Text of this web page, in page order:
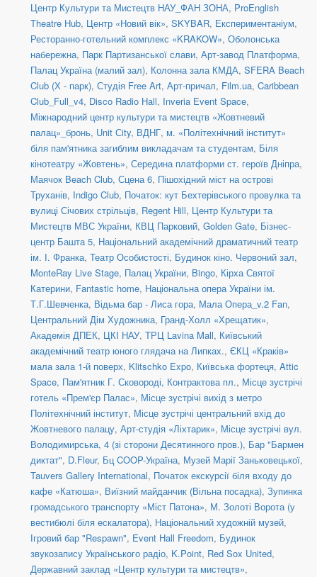
Центр Культури та Мистецтв НАУ_ФАН ЗОНА, ProEnglish
Theatre Hub, Центр «Новий вік», SKYBAR, Експериментаніум,
Ресторанно-готельний комплекс «KRAKOW», Оболонська
набережна, Парк Партизанської слави, Арт-завод Платформа,
Палац Україна (малий зал), Колонна зала КМДА, SFERA Beach
Club (Х - парк), Студія Free Art, Арт-причал, Film.ua, Caribbean
Club_Full_v4, Disco Radio Hall, Inveria Event Space,
Міжнародний центр культури та мистецтв «Жовтневий
палац»_бронь, Unit Сity, ВДНГ, м. «Політехнічний інститут»
біля пам'ятника загиблим викладачам та студентам, Біля
кінотеатру «Жовтень», Середина платформи ст. героїв Дніпра,
Маячок Beach Club, Сцена 6, Пішохідний міст на острові
Труханів, Indigo Club, Початок: кут Бехтерівського провулка та
вулиці Січових стрільців, Regent Hill, Центр Культури та
Мистецтв МВС України, КВЦ Парковий, Golden Gate, Бізнес-
центр Башта 5, Національний академічний драматичний театр
ім. І. Франка, Театр Особистості, Будинок кіно. Червоний зал,
MonteRay Live Stage, Палац України, Bingo, Кірха Святої
Катерини, Fantastic home, Національна опера України ім.
Т.Г.Шевченка, Відьма бар - Лиса гора, Мала Опера_v.2 Fan,
Центральний Дім Художника, Гранд-Холл «Хрещатик»,
Академія ДПЕК, ЦКІ НАУ, ТРЦ Lavina Mall, Київський
академічний театр юного глядача на Липках., ЄКЦ «Краків»
мала зала 1-й поверх, Klitschko Expo, Київська фортеця, Attic
Space, Пам'ятник Г. Сковороді, Контрактова пл., Місце зустрічі
готель «Прем'єр Палас», Місце зустрічі вихід з метро
Політехнічний інститут, Місце зустрічі центральний вхід до
Жовтневого палацу, Арт-студія «Ліхтарик», Місце зустрічі вул.
Володимирська, 4 (зі сторони Десятинного пров.), Бар "Бармен
диктат", D.Fleur, Бц COOP-Україна, Музей Марії Заньковецької,
Tauvers Gallery International, Початок екскурсії біля входу до
кафе «Катюша», Виїзний майданчик (Вільна посадка), Зупинка
громадського транспорту «Міст Патона», М. Золоті Ворота (у
вестибюлі біля ескалатора), Національний художній музей,
Ігровий бар "Respawn", Event Hall Freedom, Будинок
звукозапису Українського радіо, K.Point, Red Sox United,
Державний заклад «Центр культури та мистецтв»,